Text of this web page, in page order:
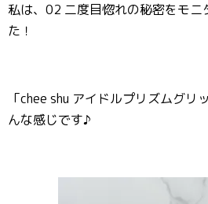
私は、02 二度目惚れの秘密をモニ
た！
「chee shu アイドルプリズムグリ
んな感じです♪